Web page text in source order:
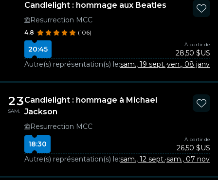
Candlelight : hommage aux Beatles
Resurrection MCC
4.8 (106)
20:45
À partir de
28,50 $US
Autre(s) représentation(s) le:sam., 19 sept.·ven., 08 janv.
23
SAM.
Candlelight : hommage à Michael
Jackson
Resurrection MCC
18:30
À partir de
26,50 $US
Autre(s) représentation(s) le:sam., 12 sept.·sam., 07 nov.